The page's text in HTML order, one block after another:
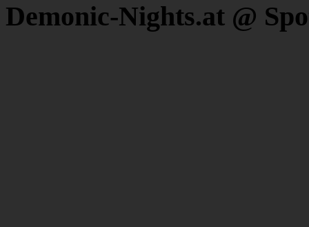
Demonic-Nights.at @